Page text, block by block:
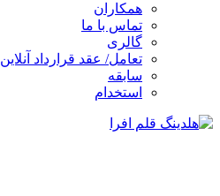
همکاران
تماس با ما
گالری
تعامل/ عقد قرارداد آنلاین
سابقه
استخدام